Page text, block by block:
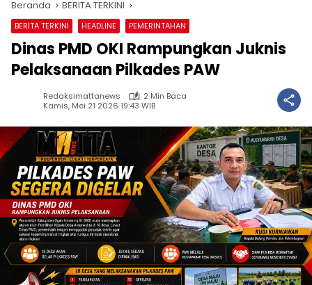
Beranda BERITA TERKINI
BERITA TERKINI HEADLINE PEMERINTAHAN
Dinas PMD OKI Rampungkan Juknis
Pelaksanaan Pilkades PAW
Redaksimattanews
2 Min Baca
Kamis, Mei 21 2026 19:43 WIB